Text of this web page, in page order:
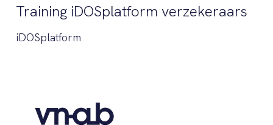
Training iDOSplatform verzekeraars
iDOSplatform